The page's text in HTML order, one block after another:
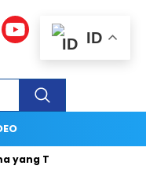
Terpendam
ID